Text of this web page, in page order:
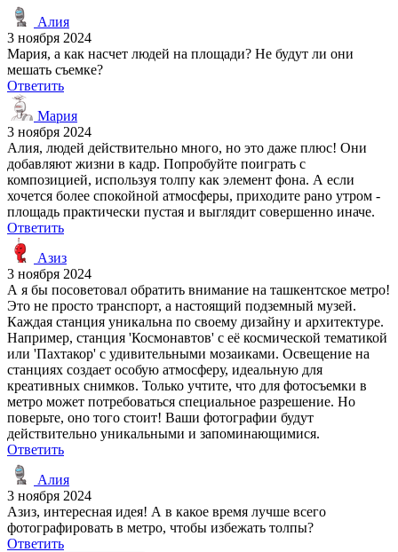
Алия
3 ноября 2024
Мария, а как насчет людей на площади? Не будут ли они
мешать съемке?
Ответить
Мария
3 ноября 2024
Алия, людей действительно много, но это даже плюс! Они
добавляют жизни в кадр. Попробуйте поиграть с
композицией, используя толпу как элемент фона. А если
хочется более спокойной атмосферы, приходите рано утром -
площадь практически пустая и выглядит совершенно иначе.
Ответить
Азиз
3 ноября 2024
А я бы посоветовал обратить внимание на ташкентское метро!
Это не просто транспорт, а настоящий подземный музей.
Каждая станция уникальна по своему дизайну и архитектуре.
Например, станция 'Космонавтов' с её космической тематикой
или 'Пахтакор' с удивительными мозаиками. Освещение на
станциях создает особую атмосферу, идеальную для
креативных снимков. Только учтите, что для фотосъемки в
метро может потребоваться специальное разрешение. Но
поверьте, оно того стоит! Ваши фотографии будут
действительно уникальными и запоминающимися.
Ответить
Алия
3 ноября 2024
Азиз, интересная идея! А в какое время лучше всего
фотографировать в метро, чтобы избежать толпы?
Ответить